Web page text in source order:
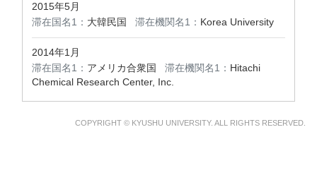
2015年5月
滞在国名1： 大韓民国 滞在機関名1： Korea University
2014年1月
滞在国名1： アメリカ合衆国 滞在機関名1： Hitachi
Chemical Research Center, Inc.
COPYRIGHT © KYUSHU UNIVERSITY. ALL RIGHTS RESERVED.